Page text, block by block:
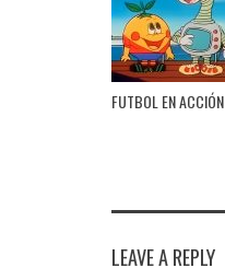
FUTBOL EN ACCIÓN
LEAVE A REPLY